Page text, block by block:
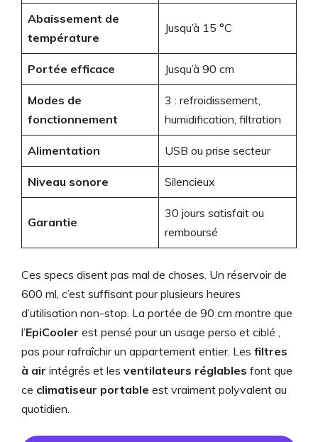
Abaissement de
température
Jusqu’à 15 °C
Portée efficace Jusqu’à 90 cm
Modes de
fonctionnement
3 : refroidissement,
humidification, filtration
Alimentation USB ou prise secteur
Niveau sonore Silencieux
Garantie
30 jours satisfait ou
remboursé
Ces specs disent pas mal de choses. Un réservoir de
600 ml, c’est suffisant pour plusieurs heures
d’utilisation non-stop. La portée de 90 cm montre que
l’EpiCooler est pensé pour un usage perso et ciblé ,
pas pour rafraîchir un appartement entier. Les filtres
à air intégrés et les ventilateurs réglables font que
ce climatiseur portable est vraiment polyvalent au
quotidien.